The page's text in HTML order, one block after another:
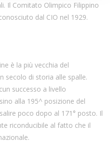
Il Comitato Olimpico Filippino
dal CIO nel 1929.
è la più vecchia del
secolo di storia alle spalle.
successo a livello
alla 195^ posizione del
poco dopo al 171° posto. Il
riconducibile al fatto che il